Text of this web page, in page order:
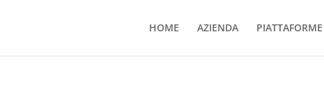
HOME AZIENDA PIATTAFORME